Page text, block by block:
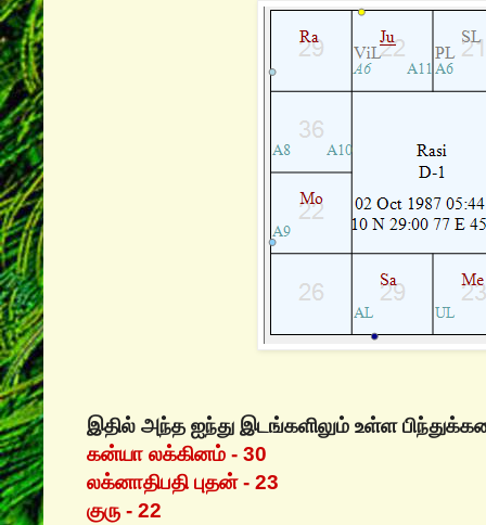
இதில் அந்த ஐந்து இடங்களிலும் உள்ள
கன்யா லக்கினம் - 30
லக்னாதிபதி புதன் - 23
குரு - 22